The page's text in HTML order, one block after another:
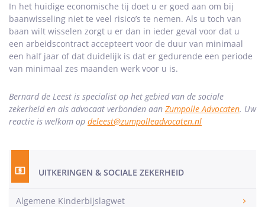
In het huidige economische tij doet u er goed aan om bij
baanwisseling niet te veel risico’s te nemen. Als u toch van
baan wilt wisselen zorgt u er dan in ieder geval voor dat u
een arbeidscontract accepteert voor de duur van minimaal
een half jaar of dat duidelijk is dat er gedurende een periode
van minimaal zes maanden werk voor u is.
Bernard de Leest is specialist op het gebied van de sociale
zekerheid en als advocaat verbonden aan Zumpolle Advocaten. Uw
reactie is welkom op deleest@zumpolleadvocaten.nl
UITKERINGEN & SOCIALE ZEKERHEID
Algemene Kinderbijslagwet